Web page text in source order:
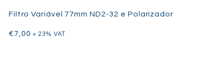
Filtro Variável 77mm ND2-32 e Polarizador
€7,00 + 23% VAT